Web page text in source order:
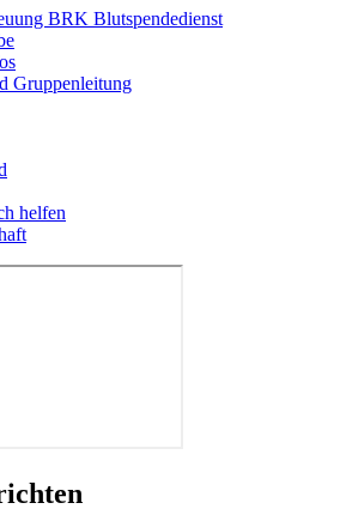
BRK Blutspendedienst
Gruppenleitung
helfen